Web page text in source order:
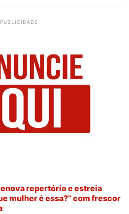
PUBLICIDADE
repertório e estreia
mulher é essa?” com frescor